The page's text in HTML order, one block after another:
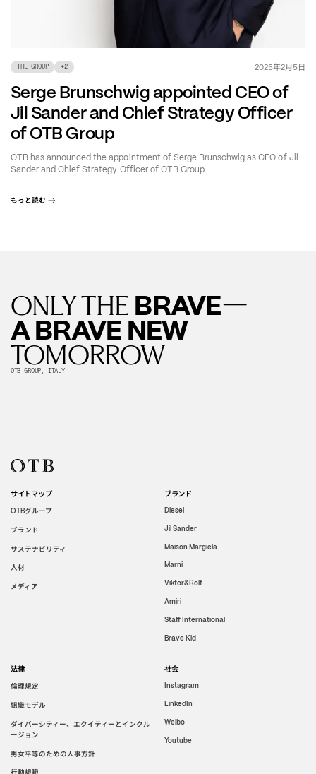
THE GROUP +2 2025年2月5日
Serge Brunschwig appointed CEO of
Jil Sander and Chief Strategy Officer
of OTB Group
OTB has announced the appointment of Serge Brunschwig as CEO of Jil
Sander and Chief Strategy Officer of OTB Group
もっと読む
ONLY THE BRAVE—
A BRAVE NEW
TOMORROW
OTB GROUP, ITALY
サイトマップ
OTBグループ
ブランド
サステナビリティ
人材
メディア
ブランド
Diesel
Jil Sander
Maison Margiela
Marni
Viktor&Rolf
Amiri
Staff International
Brave Kid
法律
倫理規定
組織モデル
ダイバーシティー、エクイティーとインクル
ージョン
男女平等のための人事方針
社会
Instagram
LinkedIn
Weibo
Youtube